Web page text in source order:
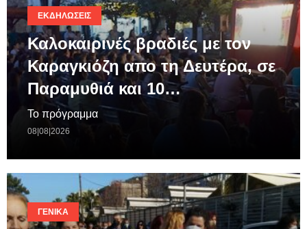
ΕΚΔΗΛΏΣΕΙΣ
Καλοκαιρινές βραδιές με τον
Καραγκιόζη απο τη Δευτέρα, σε
Παραμυθιά και 10…
Το πρόγραμμα
08|08|2026
ΓΕΝΙΚΆ